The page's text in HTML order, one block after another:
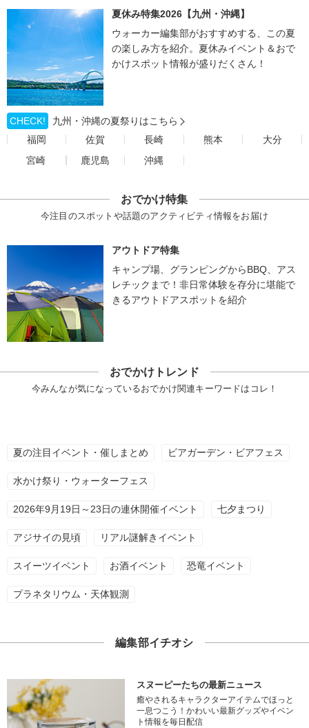
夏休み特集2026【九州・沖縄】
ウォーカー編集部がおすすめする、この夏
の楽しみ方を紹介。夏休みイベント＆おで
かけスポット情報が盛りだくさん！
CHECK!
九州・沖縄の夏祭りはこちら
福岡
佐賀 長崎 熊本
大分
宮崎
鹿児島 沖縄
おでかけ特集
今注目のスポットや話題のアクティビティ情報をお届け
アウトドア特集
キャンプ場、グランピングからBBQ、アス
レチックまで！非日常体験を存分に堪能で
きるアウトドアスポットを紹介
おでかけトレンド
今みんなが気になっているおでかけ関連キーワードはコレ！
夏の注目イベント・催しまとめ ビアガーデン・ビアフェス
水かけ祭り・ウォーターフェス
2026年9月19日～23日の連休開催イベント 七夕まつり
アジサイの見頃 リアル謎解きイベント
スイーツイベント お酒イベント 恐竜イベント
プラネタリウム・天体観測
編集部イチオシ
スヌーピーたちの最新ニュース
癒やされるキャラクターアイテムでほっと
一息つこう！かわいい最新グッズやイベン
ト情報を毎日配信